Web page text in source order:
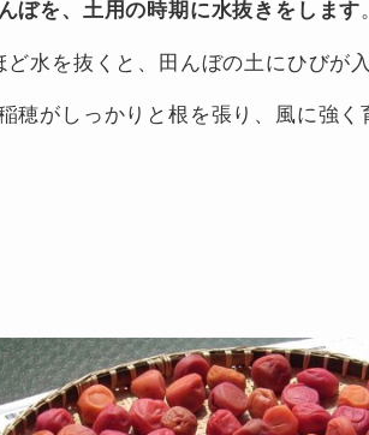
ぼを、土用の時期に水抜きをします
水を抜くと、田んぼの土にひびが
穂がしっかりと根を張り、風に強く